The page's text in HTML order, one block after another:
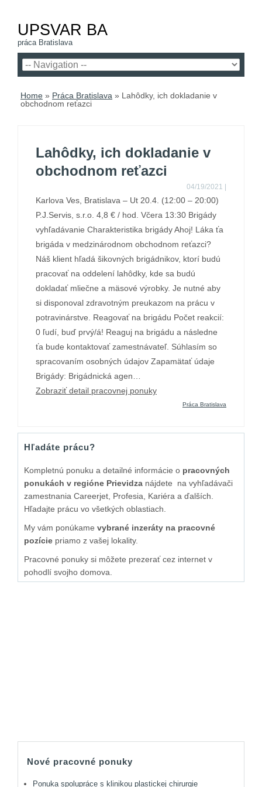
UPSVAR BA
práca Bratislava
Home » Práca Bratislava » Lahôdky, ich dokladanie v
obchodnom reťazci
Lahôdky, ich dokladanie v
obchodnom reťazci
04/19/2021
Karlova Ves, Bratislava – Ut 20.4. (12:00 – 20:00)
P.J.Servis, s.r.o. 4,8 € / hod. Včera 13:30 Brigády
vyhľadávanie Charakteristika brigády Ahoj! Láka ťa
brigáda v medzinárodnom obchodnom reťazci?
Náš klient hľadá šikovných brigádnikov, ktorí budú
pracovať na oddelení lahôdky, kde sa budú
dokladať mliečne a mäsové výrobky. Je nutné aby
si disponoval zdravotným preukazom na prácu v
potravinárstve. Reagovať na brigádu Počet reakcií:
0 ľudí, buď prvý/á! Reaguj na brigádu a následne
ťa bude kontaktovať zamestnávateľ. Súhlasím so
spracovaním osobných údajov Zapamätať údaje
Brigády: Brigádnická agen…
Zobraziť detail pracovnej ponuky
Práca Bratislava
Hľadáte prácu?
Kompletnú ponuku a detailné informácie o pracovných
ponukách v regióne Prievidza nájdete na vyhľadávači
zamestnania Careerjet, Profesia, Kariéra a ďalších.
Hľadajte prácu vo všetkých oblastiach.
My vám ponúkame vybrané inzeráty na pracovné
pozície priamo z vašej lokality.
Pracovné ponuky si môžete prezerať cez internet v
pohodlí svojho domova.
Nové pracovné ponuky
Ponuka spolupráce s klinikou plastickej chirurgie